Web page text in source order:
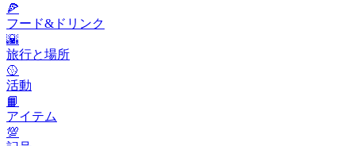
🍕
フード&ドリンク
🌇
旅行と場所
🥎
活動
📙
アイテム
💯